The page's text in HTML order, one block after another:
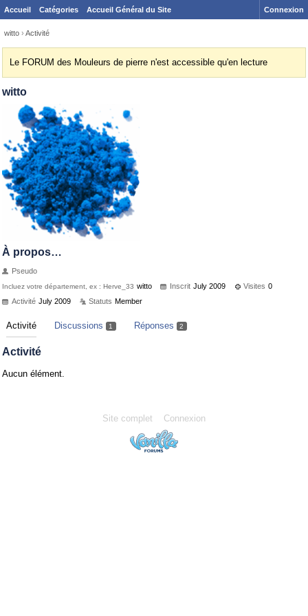
Accueil Catégories Accueil Général du Site Connexion
witto › Activité
Le FORUM des Mouleurs de pierre n'est accessible qu'en lecture
witto
À propos…
Pseudo
Incluez votre département, ex : Herve_33 witto Inscrit July 2009 Visites 0
Activité July 2009 Statuts Member
Activité Discussions 1 Réponses 2
Activité
Aucun élément.
Site complet Connexion